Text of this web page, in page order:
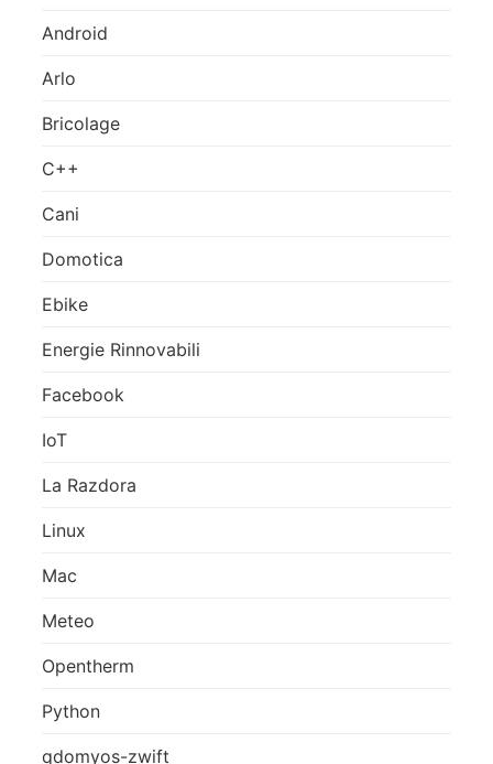
Android
Arlo
Bricolage
C++
Cani
Domotica
Ebike
Energie Rinnovabili
Facebook
IoT
La Razdora
Linux
Mac
Meteo
Opentherm
Python
qdomyos-zwift